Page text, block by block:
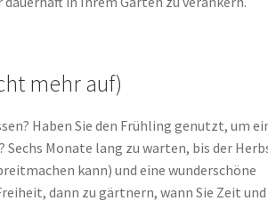
mehr auf)
Haben Sie den Frühling genutzt, um
Monate lang zu warten, bis der
kann) und eine wunderschöne
dann zu gärtnern, wann Sie Zeit und